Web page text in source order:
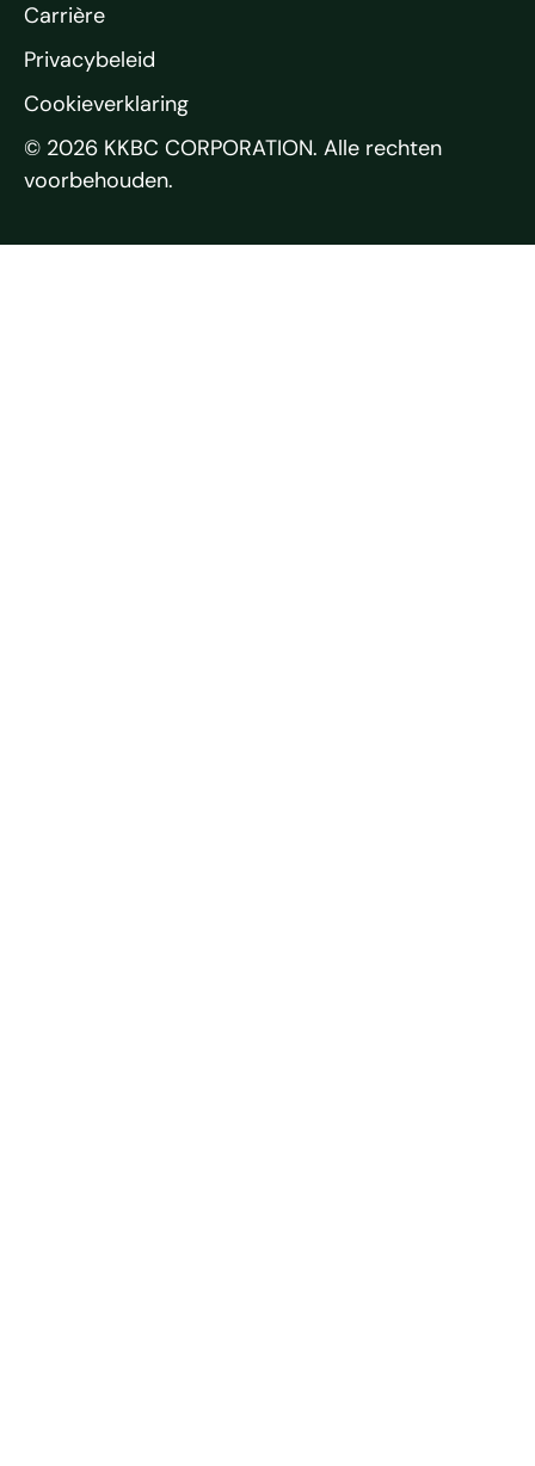
© 2026 KKBC CORPORATION. Alle rechten
voorbehouden.
Carrière
Privacybeleid
Cookieverklaring